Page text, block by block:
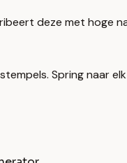
deze met hoge
Spring naar